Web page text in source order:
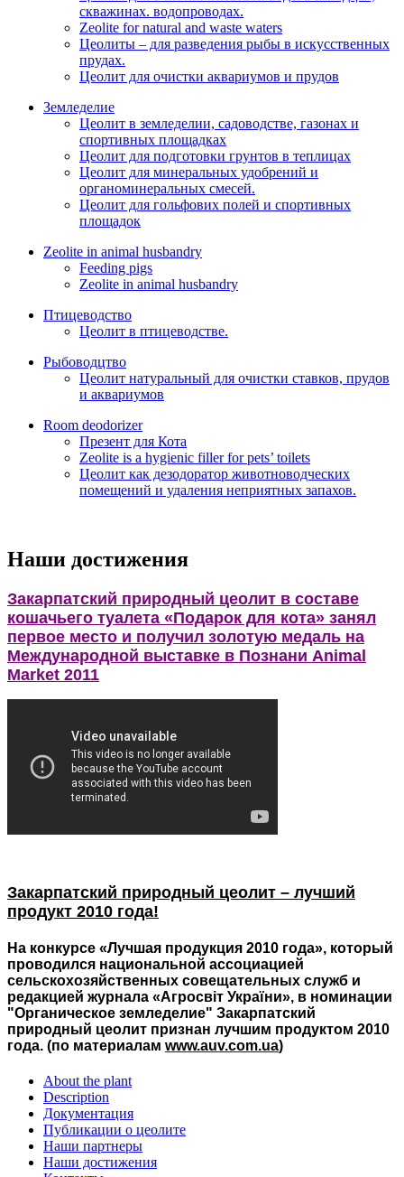
скважинах. водопроводах.
Zeolite for natural and waste waters
Цеолиты – для разведения рыбы в искусственных
прудах.
Цеолит для очистки аквариумов и прудов
Земледелие
Цеолит в земледелии, садоводстве, газонах и
спортивных площадках
Цеолит для подготовки грунтов в теплицах
Цеолит для минеральных удобрений и
органоминеральных смесей.
Цеолит для гольфових полей и спортивных
площадок
Zeolite in animal husbandry
Feeding pigs
Zeolite in animal husbandry
Птицеводство
Цеолит в птицеводстве.
Рыбоводцтво
Цеолит натуральный для очистки ставков, прудов
и аквариумов
Room deodorizer
Презент для Кота
Zeolite is a hygienic filler for pets’ toilets
Цеолит как дезодоратор животноводческих
помещений и удаления неприятных запахов.
Наши достижения
Закарпатский природный цеолит в составе
кошачьего туалета «Подарок для кота» занял
первое место и получил золотую медаль на
Международной выставке в Познани Animal
Market 2011
Закарпатский природный цеолит – лучший
продукт 2010 года!
На конкурсе «Лучшая продукция 2010 года», который
проводился национальной ассоциацией
сельскохозяйственных совещательных служб и
редакцией журнала «Агросвіт України», в номинации
"Органическое земледелие" Закарпатский
природный цеолит признан лучшим продуктом 2010
года. (по материалам www.auv.com.ua)
About the plant
Description
Документация
Публикации о цеолите
Наши партнеры
Наши достижения